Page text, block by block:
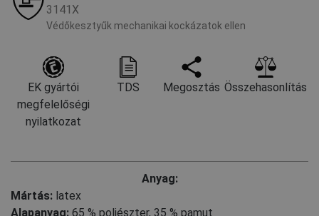
3141X
Védőkesztyűk mechanikai kockázatok ellen
EK gyártói
megfelelőségi
nyilatkozat
TDS Megosztás Összehasonlítás
Anyag:
Mártás: latex
Alapanyag: 65 % poliészter, 35 % pamut